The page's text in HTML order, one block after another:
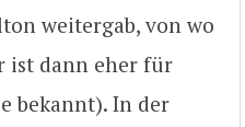
weitergab, von wo
ist dann eher für
bekannt). In der